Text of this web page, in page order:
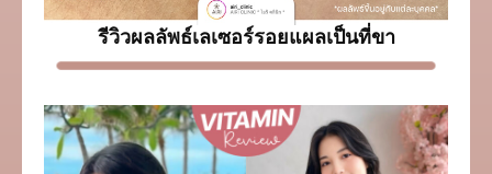
รีวิวผลลัพธ์เลเซอร์รอยแผลเป็นที่ขา